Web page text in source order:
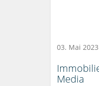
03. Mai 2023
Media